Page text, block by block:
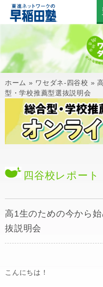
ホーム » ワセダネ-四谷校 »
型・学校推薦型選抜説明会
四谷校レポート
高1生のための今から
抜説明会
こんにちは！